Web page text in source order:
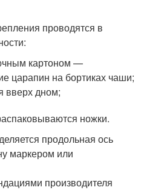
проводятся в
картоном —
царапин на бортиках чаши;
вверх дном;
ножки.
продольная ось
маркером или
производителя